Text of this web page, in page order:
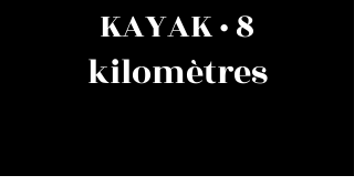
KAYAK · 8
kilomètres